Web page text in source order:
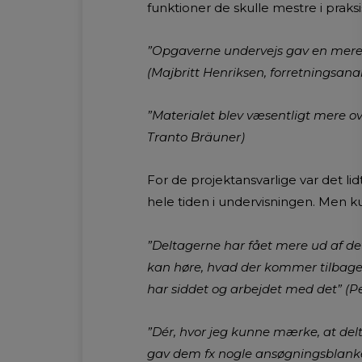
funktioner de skulle mestre i
”Opgaverne undervejs gav en
(Majbritt Henriksen,
”Materialet blev væsentligt mere
Tranto Bräuner)
For de projektansvarlige var det
hele tiden i undervisningen. Men
”Deltagerne har fået mere ud af
kan høre, hvad der kommer
har siddet og arbejdet med det”
”Dér, hvor jeg kunne mærke, at
gav dem fx nogle